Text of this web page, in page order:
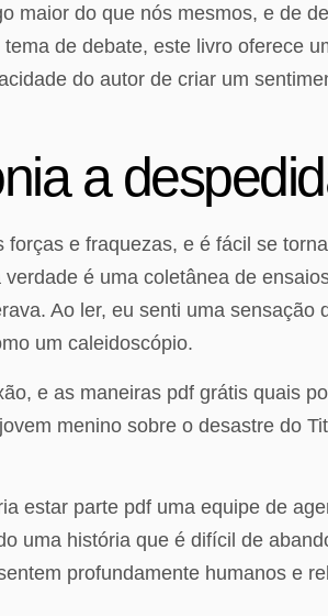
maior do que nós mesmos, e de
de debate, este livro oferece
do autor de criar um
a
e fraquezas, e é fácil se
é uma coletânea de
Ao ler, eu senti uma sensação
um caleidoscópio.
e as maneiras pdf grátis quais
menino sobre o desastre do
estar parte pdf uma equipe de
uma história que é difícil de
profundamente humanos e